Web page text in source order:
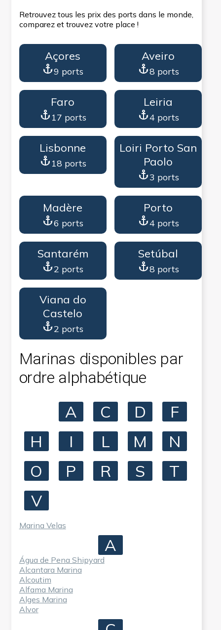
Retrouvez tous les prix des ports dans le monde,
comparez et trouvez votre place !
Açores
9 ports
Aveiro
8 ports
Faro
17 ports
Leiria
4 ports
Lisbonne
18 ports
Loiri Porto San
Paolo
3 ports
Madère
6 ports
Porto
4 ports
Santarém
2 ports
Setúbal
8 ports
Viana do
Castelo
2 ports
Marinas disponibles par
ordre alphabétique
A C D
F
H
I L M
N
O
P R S
T
V
Marina Velas
A
Água de Pena Shipyard
Alcantara Marina
Alcoutim
Alfama Marina
Alges Marina
Alvor